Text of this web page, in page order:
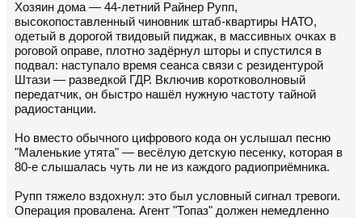
Хозяин дома — 44-летний Райнер Рупп,
высокопоставленный чиновник штаб-квартиры НАТО,
одетый в дорогой твидовый пиджак, в массивных очках в
роговой оправе, плотно задёрнул шторы и спустился в
подвал: наступало время сеанса связи с резидентурой
Штази — разведкой ГДР. Включив коротковолновый
передатчик, он быстро нашёл нужную частоту тайной
радиостанции.
Но вместо обычного цифрового кода он услышал песню
"Маленькие утята" — весёлую детскую песенку, которая в
80-е слышалась чуть ли не из каждого радиоприёмника.
Рупп тяжело вздохнул: это был условный сигнал тревоги.
Операция провалена. Агент "Топаз" должен немедленно